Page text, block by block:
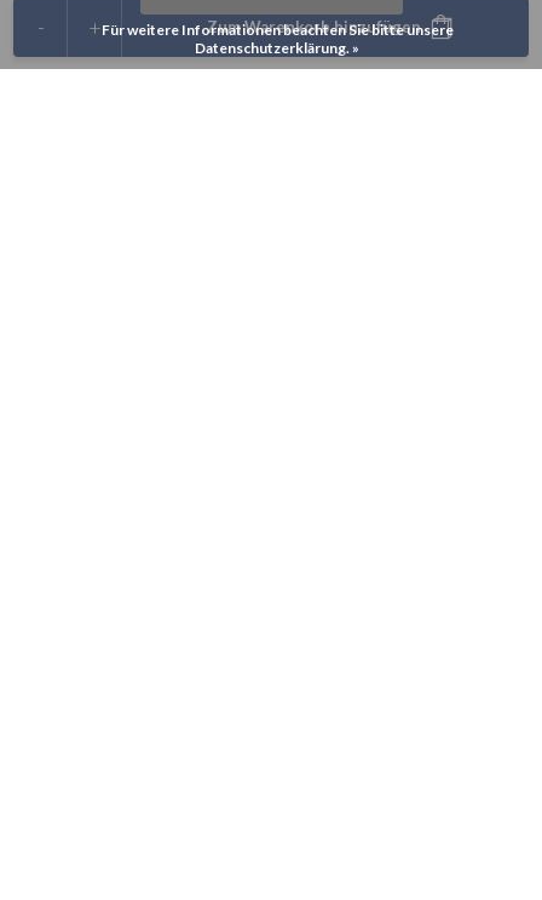
+
- Zum Warenkorb hinzufügen
Für weitere Informationen beachten Sie bitte unsere
Datenschutzerklärung. »